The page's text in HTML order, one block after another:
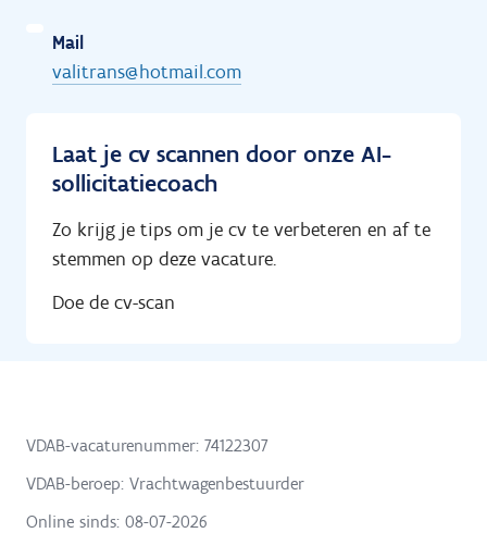
Mail
valitrans@hotmail.com
Laat je cv scannen door onze AI-
sollicitatiecoach
Zo krijg je tips om je cv te verbeteren en af te
stemmen op deze vacature.
Doe de cv-scan
VDAB-vacaturenummer: 74122307
VDAB-beroep: Vrachtwagenbestuurder
Online sinds: 08-07-2026